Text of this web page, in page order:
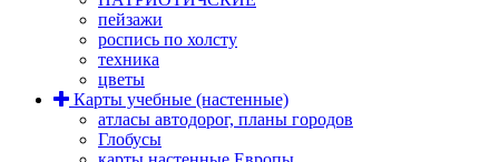
пейзажи
роспись по холсту
техника
цветы
Карты учебные (настенные)
атласы автодорог, планы городов
Глобусы